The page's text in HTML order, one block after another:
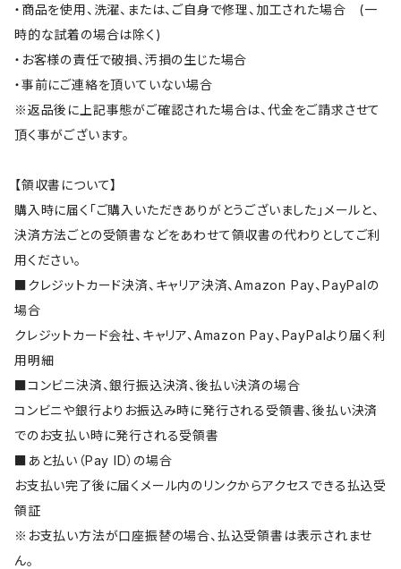
・商品を使用、洗濯、または、ご自身で修理、加工された場合 (一
時的な試着の場合は除く)
・お客様の責任で破損、汚損の生じた場合
・事前にご連絡を頂いていない場合
※返品後に上記事態がご確認された場合は、代金をご請求させて
頂く事がございます。
【領収書について】
購入時に届く「ご購入いただきありがとうございました」メールと、
決済方法ごとの受領書などをあわせて領収書の代わりとしてご利
用ください。
■クレジットカード決済、キャリア決済、Amazon Pay、PayPalの
場合
クレジットカード会社、キャリア、Amazon Pay、PayPalより届く利
用明細
■コンビニ決済、銀行振込決済、後払い決済の場合
コンビニや銀行よりお振込み時に発行される受領書、後払い決済
でのお支払い時に発行される受領書
■あと払い（Pay ID）の場合
お支払い完了後に届くメール内のリンクからアクセスできる払込受
領証
※お支払い方法が口座振替の場合、払込受領書は表示されませ
ん。